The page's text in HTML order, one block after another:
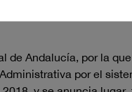
Andalucía, por la
por el